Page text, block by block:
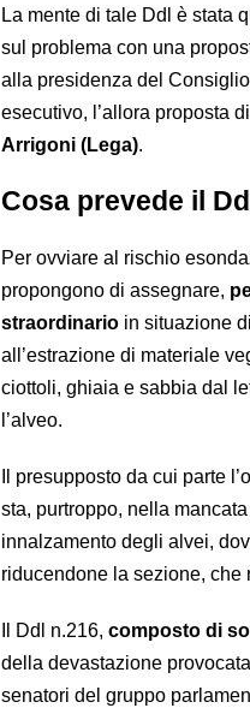
La mente di tale Ddl è stata
sul problema con una
alla presidenza del
esecutivo, l’allora proposta
Arrigoni (Lega).
Cosa prevede il
Per ovviare al rischio
propongono di assegnare,
straordinario in situazione
all’estrazione di materiale
ciottoli, ghiaia e sabbia dal
l’alveo.
Il presupposto da cui parte
sta, purtroppo, nella
innalzamento de­gli alvei,
riducendone la sezione, che
Il Ddl n.216, composto di
della devastazione
senatori del gruppo